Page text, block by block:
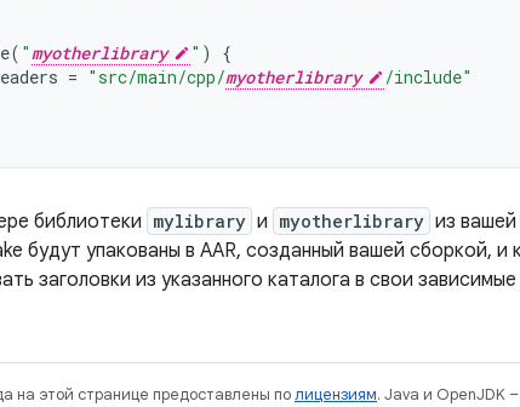
( "myotherlibrary " )
{
= "src/main/cpp/myotherlibrary
/include"
библиотеки mylibrary и myotherlibrary из
будут упакованы в AAR, созданный вашей сборкой, и
заголовки из указанного каталога в свои
на этой странице предоставлены полицензиям. Java и OpenJDK